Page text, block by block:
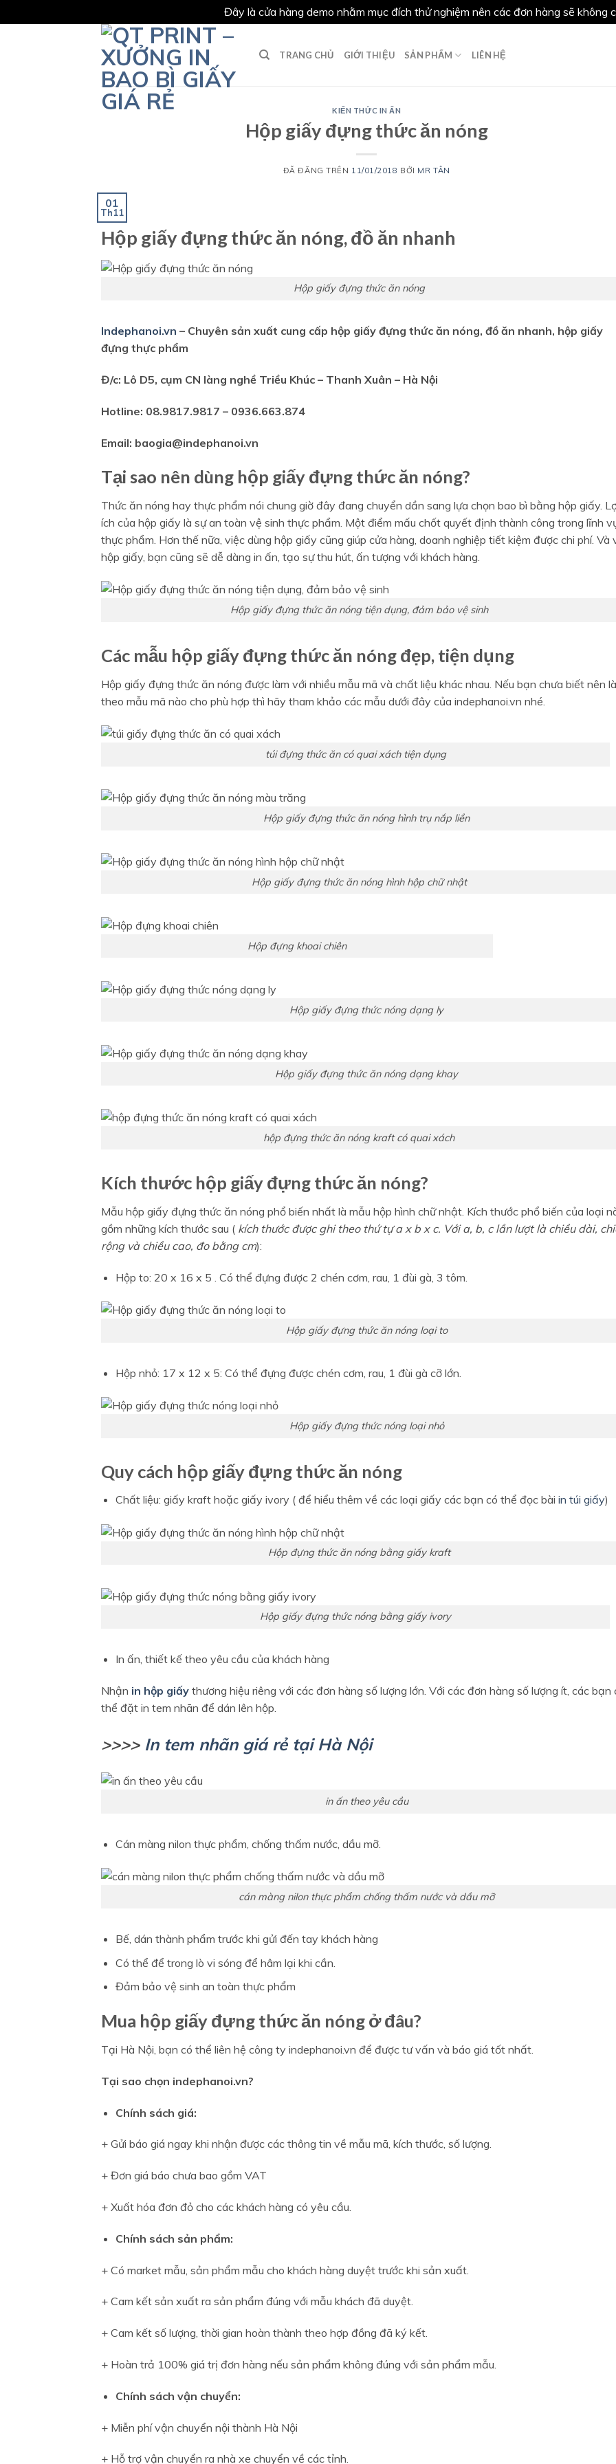
Đây là cửa hàng demo nhằm mục đích thử nghiệm nên các đơn hàng sẽ không
TRANG CHỦ GIỚI THIỆU SẢN PHẨM LIÊN HỆ
KIẾN THỨC IN ẤN
Hộp giấy đựng thức ăn nóng
ĐÃ ĐĂNG TRÊN 11/01/2018 BỞI MR TÂN
01
Th11
Hộp giấy đựng thức ăn nóng, đồ ăn nhanh
Hộp giấy đựng thức ăn nóng
Indephanoi.vn – Chuyên sản xuất cung cấp hộp giấy đựng thức ăn nóng, đồ ăn nhanh, hộp giấy
đựng thực phẩm
Đ/c: Lô D5, cụm CN làng nghề Triều Khúc – Thanh Xuân – Hà Nội
Hotline: 08.9817.9817 – 0936.663.874
Email: baogia@indephanoi.vn
Tại sao nên dùng hộp giấy đựng thức ăn nóng?
Thức ăn nóng hay thực phẩm nói chung giờ đây đang chuyển dần sang lựa chọn bao bì bằng hộp giấy.
ích của hộp giấy là sự an toàn vệ sinh thực phẩm. Một điểm mấu chốt quyết định thành công trong lĩnh
thực phẩm. Hơn thế nữa, việc dùng hộp giấy cũng giúp cửa hàng, doanh nghiệp tiết kiệm được chi phí. Và
hộp giấy, bạn cũng sẽ dễ dàng in ấn, tạo sự thu hút, ấn tượng với khách hàng.
Hộp giấy đựng thức ăn nóng tiện dụng, đảm bảo vệ sinh
Các mẫu hộp giấy đựng thức ăn nóng đẹp, tiện dụng
Hộp giấy đựng thức ăn nóng được làm với nhiều mẫu mã và chất liệu khác nhau. Nếu bạn chưa biết nên
theo mẫu mã nào cho phù hợp thì hãy tham khảo các mẫu dưới đây của indephanoi.vn nhé.
túi đựng thức ăn có quai xách tiện dụng
Hộp giấy đựng thức ăn nóng hình trụ nắp liền
Hộp giấy đựng thức ăn nóng hình hộp chữ nhật
Hộp đựng khoai chiên
Hộp giấy đựng thức nóng dạng ly
Hộp giấy đựng thức ăn nóng dạng khay
hộp đựng thức ăn nóng kraft có quai xách
Kích thước hộp giấy đựng thức ăn nóng?
Mẫu hộp giấy đựng thức ăn nóng phổ biến nhất là mẫu hộp hình chữ nhật. Kích thước phổ biến của loại
gồm những kích thước sau ( kích thước được ghi theo thứ tự a x b x c. Với a, b, c lần lượt là chiều dài,
rộng và chiều cao, đo bằng cm):
Hộp to: 20 x 16 x 5 . Có thể đựng được 2 chén cơm, rau, 1 đùi gà, 3 tôm.
Hộp giấy đựng thức ăn nóng loại to
Hộp nhỏ: 17 x 12 x 5: Có thể đựng được chén cơm, rau, 1 đùi gà cỡ lớn.
Hộp giấy đựng thức nóng loại nhỏ
Quy cách hộp giấy đựng thức ăn nóng
Chất liệu: giấy kraft hoặc giấy ivory ( để hiểu thêm về các loại giấy các bạn có thể đọc bài in túi giấy)
Hộp đựng thức ăn nóng bằng giấy kraft
Hộp giấy đựng thức nóng bằng giấy ivory
In ấn, thiết kế theo yêu cầu của khách hàng
Nhận in hộp giấy thương hiệu riêng với các đơn hàng số lượng lớn. Với các đơn hàng số lượng ít, các bạn
thể đặt in tem nhãn để dán lên hộp.
>>>> In tem nhãn giá rẻ tại Hà Nội
in ấn theo yêu cầu
Cán màng nilon thực phẩm, chống thấm nước, dầu mỡ.
cán màng nilon thực phẩm chống thấm nước và dầu mỡ
Bế, dán thành phẩm trước khi gửi đến tay khách hàng
Có thể để trong lò vi sóng để hâm lại khi cần.
Đảm bảo vệ sinh an toàn thực phẩm
Mua hộp giấy đựng thức ăn nóng ở đâu?
Tại Hà Nội, bạn có thể liên hệ công ty indephanoi.vn để được tư vấn và báo giá tốt nhất.
Tại sao chọn indephanoi.vn?
Chính sách giá:
+ Gửi báo giá ngay khi nhận được các thông tin về mẫu mã, kích thước, số lượng.
+ Đơn giá báo chưa bao gồm VAT
+ Xuất hóa đơn đỏ cho các khách hàng có yêu cầu.
Chính sách sản phẩm:
+ Có market mẫu, sản phẩm mẫu cho khách hàng duyệt trước khi sản xuất.
+ Cam kết sản xuất ra sản phẩm đúng với mẫu khách đã duyệt.
+ Cam kết số lượng, thời gian hoàn thành theo hợp đồng đã ký kết.
+ Hoàn trả 100% giá trị đơn hàng nếu sản phẩm không đúng với sản phẩm mẫu.
Chính sách vận chuyển:
+ Miễn phí vận chuyển nội thành Hà Nội
+ Hỗ trợ vận chuyển ra nhà xe chuyển về các tỉnh.